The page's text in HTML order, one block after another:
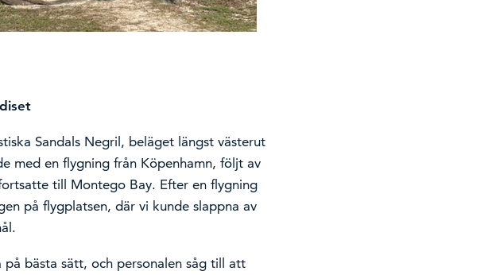
Sandals Negril, beläget längst västerut
med en flygning från Köpenhamn, följt av
till Montego Bay. Efter en flygning
på flygplatsen, där vi kunde slappna av
bästa sätt, och personalen såg till att